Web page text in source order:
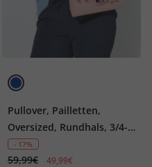
Pullover, Pailletten,
Oversized, Rundhals, 3/4-
Arm
- 17%
59,99€ 49,99€